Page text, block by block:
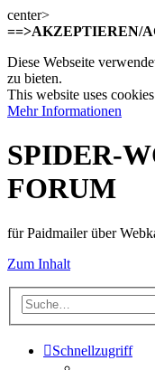
center>
==>AKZEPTIEREN/
Diese Webseite
zu bieten.
This website uses
Mehr Informationen
SPIDER-
FORUM
für Paidmailer über
Zum Inhalt
Schnellzugriff